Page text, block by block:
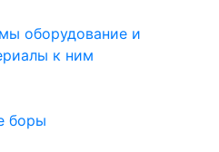
оборудование и
к ним
боры